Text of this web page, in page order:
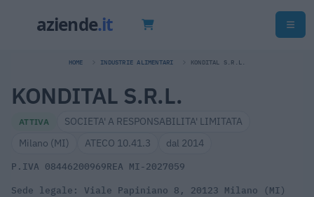
HOME INDUSTRIE ALIMENTARI KONDITAL S.R.L.
KONDITAL S.R.L.
ATTIVA
SOCIETA' A RESPONSABILITA' LIMITATA
Milano (MI)
ATECO 10.41.3 dal 2014
P.IVA 08446200969REA MI-2027059
Sede legale: Viale Papiniano 8, 20123 Milano (MI)